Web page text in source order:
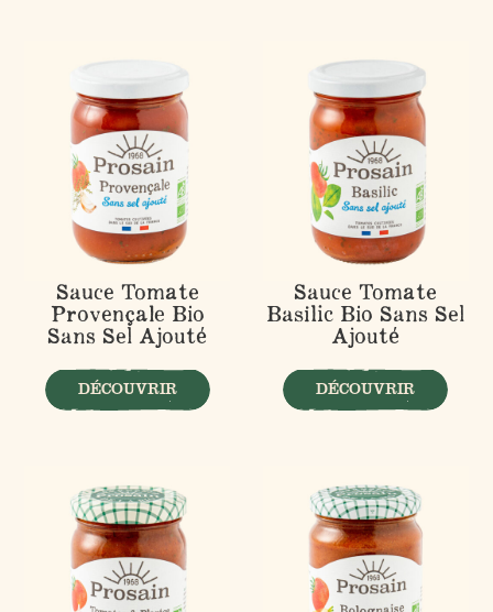
Sauce Tomate
Provençale Bio
Sans Sel Ajouté
DÉCOUVRIR
Sauce Tomate
Basilic Bio Sans Sel
Ajouté
DÉCOUVRIR